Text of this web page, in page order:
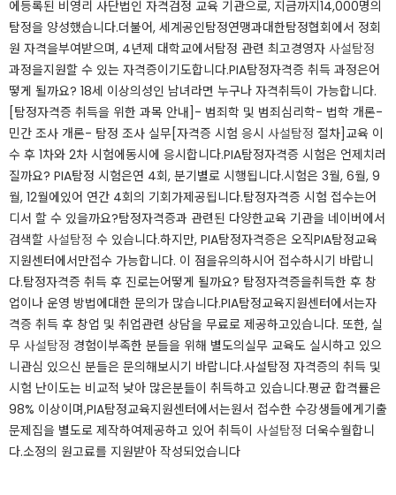
에등록된 비영리 사단법인 자격검정 교육 기관으로, 지금까지14,000명의
탐정을 양성했습니다.​​더불어, 세계공인탐정연맹과대한탐정협회에서 정회
원 자격을부여받으며, 4년제 대학교에서탐정 관련 최고경영자 사설탐정
과정을지원할 수 있는 자격증이기도합니다.​PIA탐정자격증 취득 과정은어
떻게 될까요? 18세 이상의성인 남녀라면 누구나 자격취득이 가능합니다.​​
[탐정자격증 취득을 위한 과목 안내]​- 범죄학 및 범죄심리학- 법학 개론-
민간 조사 개론- 탐정 조사 실무​[자격증 시험 응시 사설탐정 절차]​교육 이
수 후 1차와 2차 시험에동시에 응시합니다.​PIA탐정자격증 시험은 언제치러
질까요? PIA탐정 시험은연 4회, 분기별로 시행됩니다.시험은 3월, 6월, 9
월, 12월에있어 연간 4회의 기회가제공됩니다.​​​​​탐정자격증 시험 접수는어
디서 할 수 있을까요?탐정자격증과 관련된 다양한교육 기관을 네이버에서
검색할 사설탐정 수 있습니다.하지만, PIA탐정자격증은 오직PIA탐정교육
지원센터에서만접수 가능합니다. 이 점을유의하시어 접수하시기 바랍니
다.​탐정자격증 취득 후 진로는어떻게 될까요? 탐정자격증을취득한 후 창
업이나 운영 방법에대한 문의가 많습니다.​PIA탐정교육지원센터에서는자
격증 취득 후 창업 및 취업관련 상담을 무료로 제공하고있습니다. 또한, 실
무 사설탐정 경험이부족한 분들을 위해 별도의실무 교육도 실시하고 있으
니관심 있으신 분들은 문의해보시기 바랍니다.​사설탐정 자격증의 취득 및
시험 난이도는 비교적 낮아 많은분들이 취득하고 있습니다.평균 합격률은
98% 이상이며,PIA탐정교육지원센터에서는원서 접수한 수강생들에게기출
문제집을 별도로 제작하여제공하고 있어 취득이 사설탐정 더욱수월합니
다.​​소정의 원고료를 지원받아 작성되었습니다​